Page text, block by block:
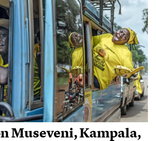
Museveni, Kampala,